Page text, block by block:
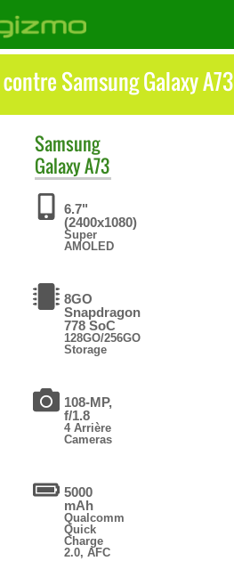
Samsung Galaxy A73
Samsung
Galaxy A73
6.7"
(2400x1080)
Super
AMOLED
8GO
Snapdragon
778 SoC
128GO/256GO
Storage
108-MP,
f/1.8
4 Arrière
Cameras
5000
mAh
Qualcomm
Quick
Charge
2.0, AFC